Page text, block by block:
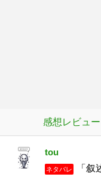
感想レビュー
tou
ネタバレ
「